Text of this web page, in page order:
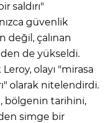
saldırı"
güvenlik
değil, çalınan
de yükseldi.
olayı "mirasa
olarak nitelendirdi.
bölgenin tarihini,
simge bir